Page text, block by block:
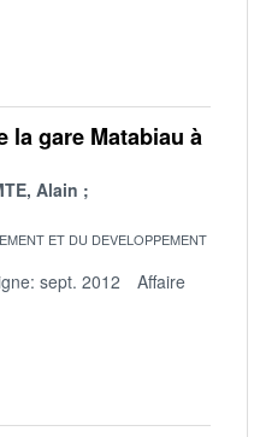
la gare Matabiau à
Alain
ET DU DEVELOPPEMENT
sept. 2012
Affaire